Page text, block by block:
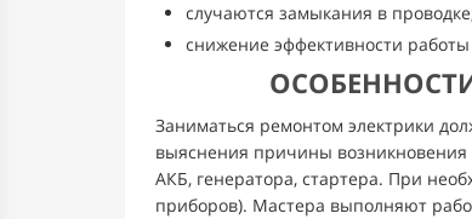
случаются замыкания в
снижение эффективности работы
Заниматься ремонтом электрики
выяснения причины
АКБ, генератора, стартера. При
приборов). Мастера выполняют